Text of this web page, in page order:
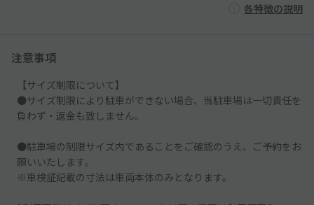
各特徴の説明
注意事項
【サイズ制限について】
●サイズ制限により駐車ができない場合、当駐車場は一切責任を
負わず・返金も致しません。
●駐車場の制限サイズ内であることをご確認のうえ、ご予約をお
願いいたします。
※車検証記載の寸法は車両本体のみとなります。